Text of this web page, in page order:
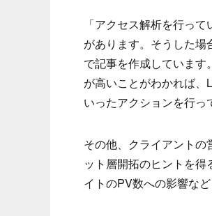
「アクセス解析を行っ
があります。そうした
で記事を作成していま
が高いことがわかれば
いったアクションを行っ
その他、クライアント
ット層開拓のヒントを
イトのPV数への影響な